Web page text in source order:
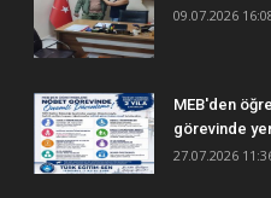
09.07.2026
MEB'den
görevinde
27.07.2026